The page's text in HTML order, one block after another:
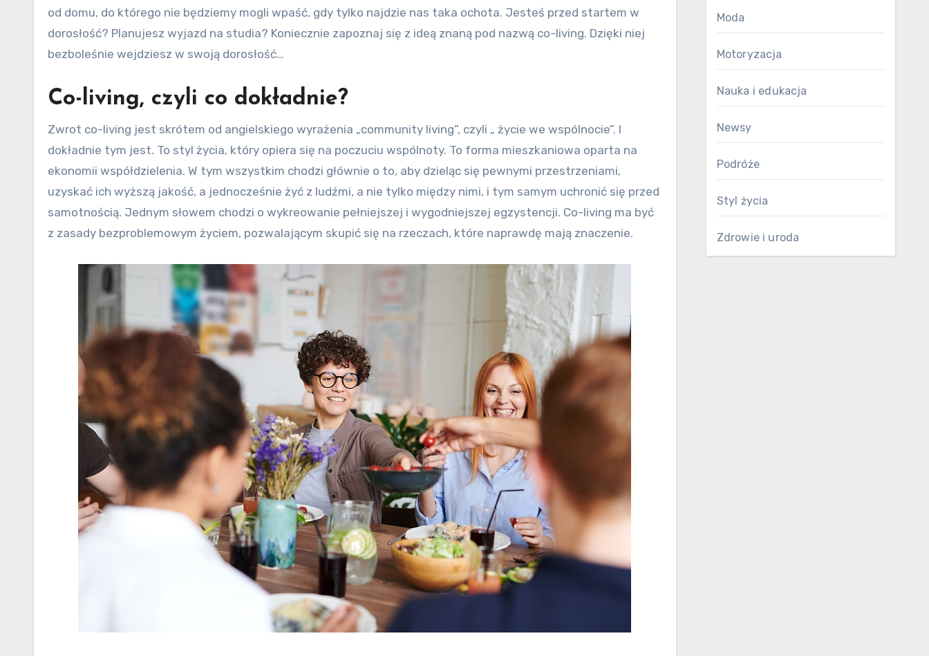
od domu, do którego nie będziemy mogli wpaść, gdy tylko najdzie nas taka ochota. Jesteś przed startem w
dorosłość? Planujesz wyjazd na studia? Koniecznie zapoznaj się z ideą znaną pod nazwą co-living. Dzięki niej
bezboleśnie wejdziesz w swoją dorosłość…
Co-living, czyli co dokładnie?
Zwrot co-living jest skrótem od angielskiego wyrażenia „community living”, czyli „ życie we wspólnocie”. I
dokładnie tym jest. To styl życia, który opiera się na poczuciu wspólnoty. To forma mieszkaniowa oparta na
ekonomii współdzielenia. W tym wszystkim chodzi głównie o to, aby dzieląc się pewnymi przestrzeniami,
uzyskać ich wyższą jakość, a jednocześnie żyć z ludźmi, a nie tylko między nimi, i tym samym uchronić się przed
samotnością. Jednym słowem chodzi o wykreowanie pełniejszej i wygodniejszej egzystencji. Co-living ma być
z zasady bezproblemowym życiem, pozwalającym skupić się na rzeczach, które naprawdę mają znaczenie.
Moda
Motoryzacja
Nauka i edukacja
Newsy
Podróże
Styl życia
Zdrowie i uroda